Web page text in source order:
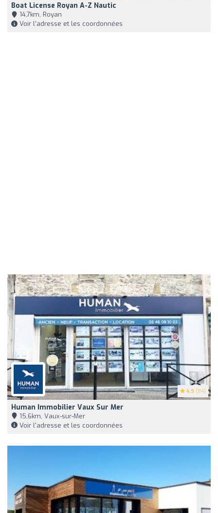
Boat License Royan A-Z Nautic
14,7km, Royan
Voir l'adresse et les coordonnées
4.9 (84)
Human Immobilier Vaux Sur Mer
15,6km, Vaux-sur-Mer
Voir l'adresse et les coordonnées